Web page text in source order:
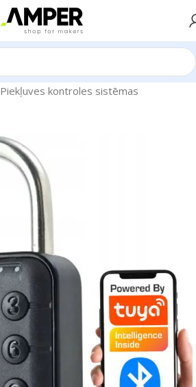
Piekļuves kontroles sistēmas